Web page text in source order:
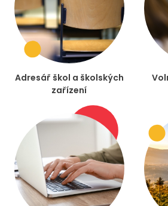
Adresář škol a školských
zařízení